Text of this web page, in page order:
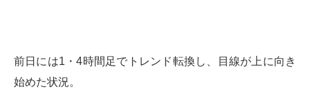
前日には1・4時間足でトレンド転換し、目線が上に向き
始めた状況。